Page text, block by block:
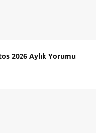
2026 Aylık Yorumu